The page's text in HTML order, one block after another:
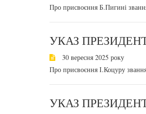
Про присвоєння Б.Пигині
УКАЗ
30 вересня 2025 року
Про присвоєння І.Коцуру
УКАЗ